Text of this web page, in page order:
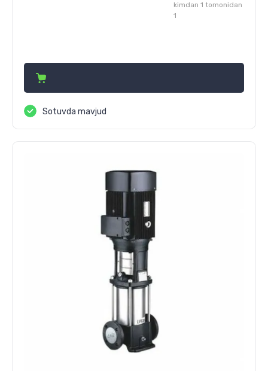
kimdan 1 tomonidan
1
Sotuvda mavjud